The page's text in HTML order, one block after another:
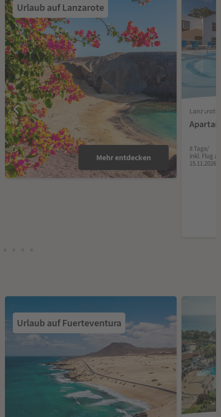
Urlaub auf Lanzarote
Mehr entdecken
8 Tage/
Inkl. Flug
15.11.2026
Urlaub auf Fuerteventura